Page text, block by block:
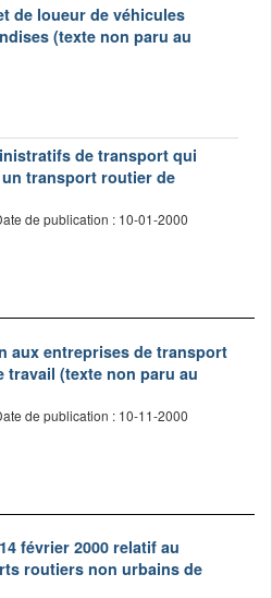
de loueur de véhicules
(texte non paru au
de transport qui
transport routier de
de publication : 10-01-2000
aux entreprises de transport
travail (texte non paru au
de publication : 10-11-2000
février 2000 relatif au
routiers non urbains de